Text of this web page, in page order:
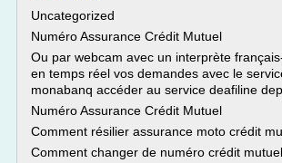
Uncategorized
Numéro Assurance Crédit Mutuel
Ou par webcam avec un interprète
en temps réel vos demandes avec le
monabanq accéder au service deafiline
Numéro Assurance Crédit Mutuel
Comment résilier assurance moto crédit
Comment changer de numéro crédit